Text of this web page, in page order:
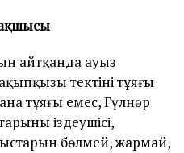
айтқанда ауыз
тектінің тұяғы
тұяғы емес, Гүлнәр
іздеушісі,
бөлмей, жармай,